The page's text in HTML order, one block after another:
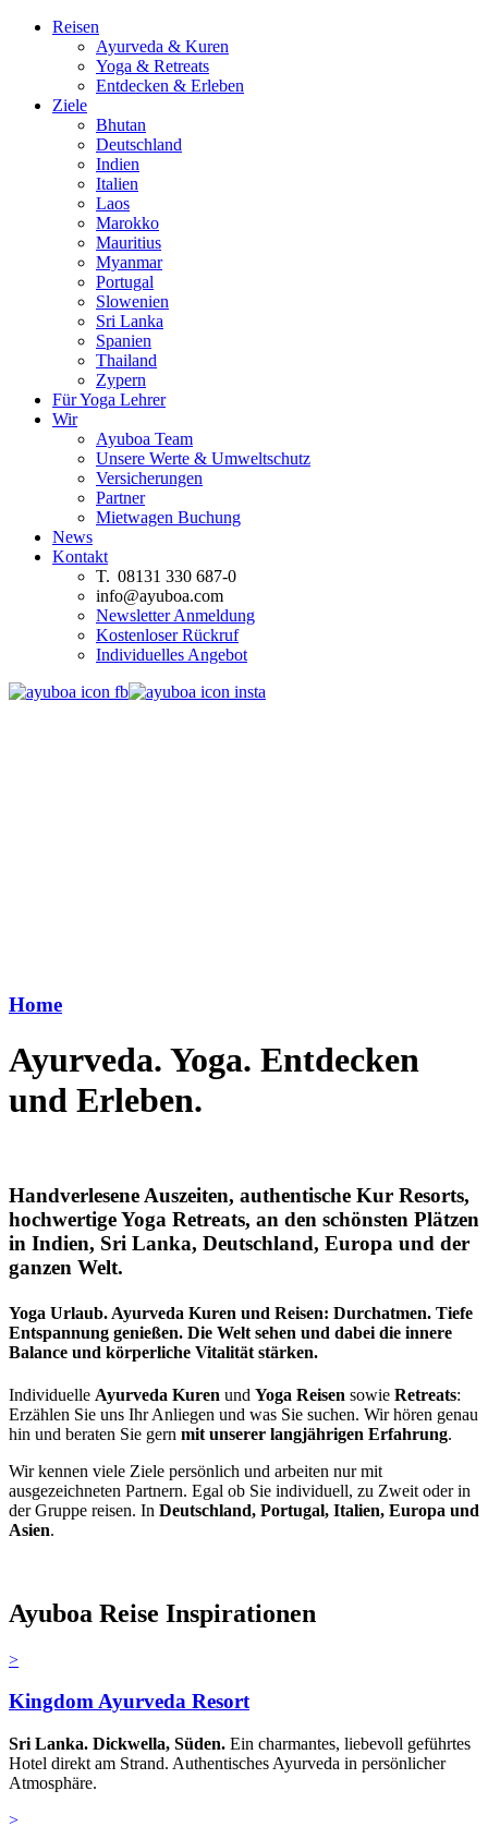
Reisen
Ayurveda & Kuren
Yoga & Retreats
Entdecken & Erleben
Ziele
Bhutan
Deutschland
Indien
Italien
Laos
Marokko
Mauritius
Myanmar
Portugal
Slowenien
Sri Lanka
Spanien
Thailand
Zypern
Für Yoga Lehrer
Wir
Ayuboa Team
Unsere Werte & Umweltschutz
Versicherungen
Partner
Mietwagen Buchung
News
Kontakt
T. 08131 330 687-0
info@ayuboa.com
Newsletter Anmeldung
Kostenloser Rückruf
Individuelles Angebot
Home
Ayurveda. Yoga. Entdecken
und Erleben.
Handverlesene Auszeiten, authentische Kur Resorts,
hochwertige Yoga Retreats, an den schönsten Plätzen
in Indien, Sri Lanka, Deutschland, Europa und der
ganzen Welt.
Yoga Urlaub. Ayurveda Kuren und Reisen: Durchatmen. Tiefe
Entspannung genießen. Die Welt sehen und dabei die innere
Balance und körperliche Vitalität stärken.
Individuelle Ayurveda Kuren und Yoga Reisen sowie Retreats:
Erzählen Sie uns Ihr Anliegen und was Sie suchen. Wir hören genau
hin und beraten Sie gern mit unserer langjährigen Erfahrung.
Wir kennen viele Ziele persönlich und arbeiten nur mit
ausgezeichneten Partnern. Egal ob Sie individuell, zu Zweit oder in
der Gruppe reisen. In Deutschland, Portugal, Italien, Europa und
Asien.
Ayuboa Reise Inspirationen
>
Kingdom Ayurveda Resort
Sri Lanka. Dickwella, Süden. Ein charmantes, liebevoll geführtes
Hotel direkt am Strand. Authentisches Ayurveda in persönlicher
Atmosphäre.
>